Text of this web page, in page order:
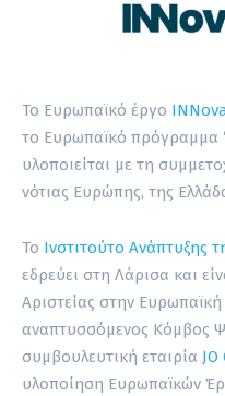
Το Ευρωπαϊκό έργο
το Ευρωπαϊκό πρόγραμμα
υλοποιείται με τη
νότιας Ευρώπης, της
Το Ινστιτούτο Ανάπτυξης
εδρεύει στη Λάρισα και
Αριστείας στην Ευρωπαϊκή
αναπτυσσόμενος Κόμβος
συμβουλευτική εταιρία
υλοποίηση Ευρωπαϊκών